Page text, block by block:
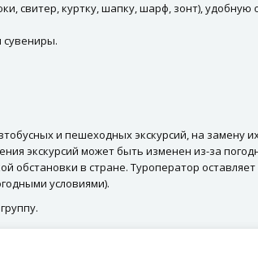
свитер, куртку, шапку, шарф, зонт), удобную
сувениры.
и пешеходных экскурсий, на
экскурсий может быть изменен из-за
обстановки в стране. Туроператор
условиями).